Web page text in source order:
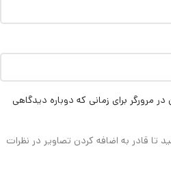
مرورگر برای زمانی که دوباره دیدگاهی
قادر به اضافه کردن تصاویر در نظرات